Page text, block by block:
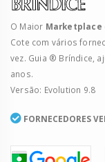
O Maior Marketplace
Cote com vários
vez. Guia ® Bríndice,
anos.
Versão: Evolution 9.8
FORNECEDORES